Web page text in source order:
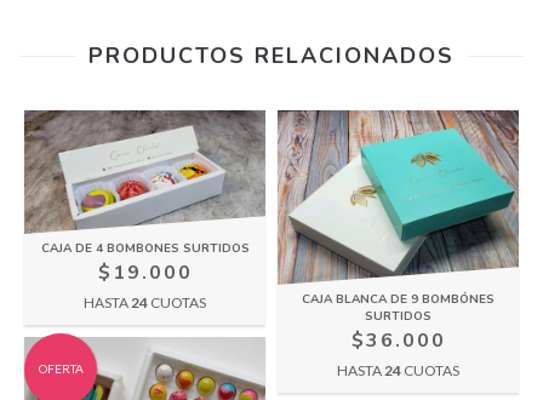
PRODUCTOS RELACIONADOS
CAJA DE 4 BOMBONES SURTIDOS
$19.000
HASTA24 CUOTAS
CAJA BLANCA DE 9 BOMBÓNES
SURTIDOS
$36.000
HASTA24 CUOTAS
OFERTA